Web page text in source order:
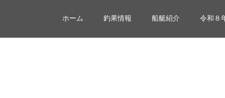
ホーム 釣果情報 船艇紹介 令和８